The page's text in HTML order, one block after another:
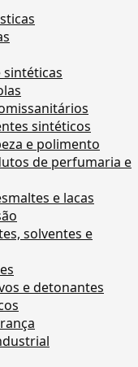
sintéticas
sintéticos
e polimento
de perfumaria e
e lacas
solventes e
e detonantes